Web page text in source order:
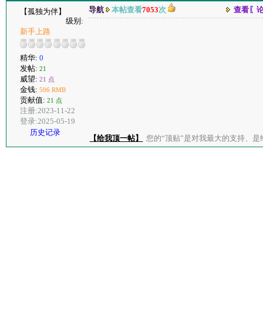
【孤独为伴】
级别:
新手上路
精华: 0
发帖: 21
威望: 21 点
金钱: 506 RMB
贡献值: 21 点
注册:2023-11-22
登录:2025-05-19
历史记录
导航 本帖查看7053次 查看〖
【给我顶一帖】 您的“顶贴”是对我最大的支持、